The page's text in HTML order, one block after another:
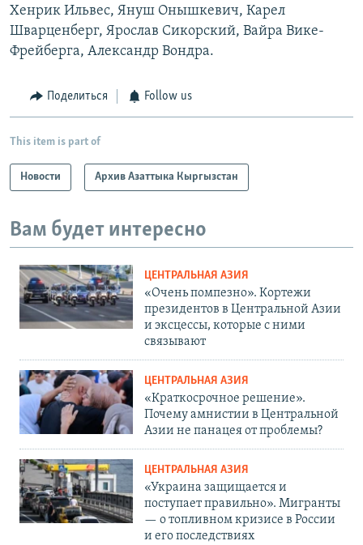
Хенрик Ильвес, Януш Онышкевич, Карел
Шварценберг, Ярослав Сикорский, Вайра Вике-
Фрейберга, Александр Вондра.
Поделиться Follow us
This item is part of
Новости Архив Азаттыка Кыргызстан
Вам будет интересно
ЦЕНТРАЛЬНАЯ АЗИЯ
«Очень помпезно». Кортежи
президентов в Центральной Азии
и эксцессы, которые с ними
связывают
ЦЕНТРАЛЬНАЯ АЗИЯ
«Краткосрочное решение».
Почему амнистии в Центральной
Азии не панацея от проблемы?
ЦЕНТРАЛЬНАЯ АЗИЯ
«Украина защищается и
поступает правильно». Мигранты
— о топливном кризисе в России
и его последствиях